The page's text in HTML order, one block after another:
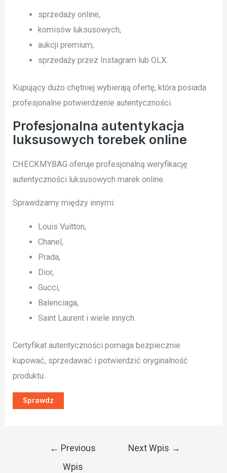
sprzedaży online,
komisów luksusowych,
aukcji premium,
sprzedaży przez Instagram lub OLX.
Kupujący dużo chętniej wybierają ofertę, która posiada
profesjonalne potwierdzenie autentyczności.
Profesjonalna autentykacja
luksusowych torebek online
CHECKMYBAG oferuje profesjonalną weryfikację
autentyczności luksusowych marek online.
Sprawdzamy między innymi:
Louis Vuitton,
Chanel,
Prada,
Dior,
Gucci,
Balenciaga,
Saint Laurent i wiele innych.
Certyfikat autentyczności pomaga bezpiecznie
kupować, sprzedawać i potwierdzić oryginalność
produktu.
Sprawdz
Nawigacja
← Previous
Wpis
Next Wpis →